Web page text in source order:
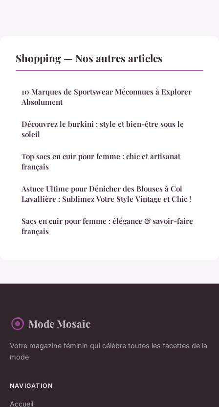
Shopping — Nos autres articles
10 Marques de Sportswear Méconnues à Explorer
Absolument
Découvrez le burkini : style et bien-être sous le
soleil
Top sacs en cuir pour femme : chic et artisanat
français
Astuce Ultime pour Dénicher des Blouses à Col
Lavallière : Sublimez Votre Style Vintage et Chic !
Sacs en cuir pour femme : élégance & savoir-faire
français
Mode Mosaic
Votre magazine féminin qui célèbre toutes les facettes de la
mode
NAVIGATION
Accueil